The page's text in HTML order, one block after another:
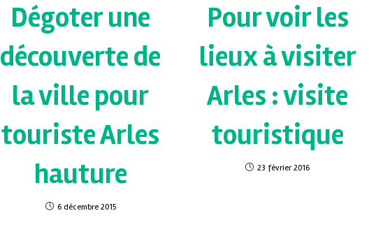
Dégoter une
découverte de
la ville pour
touriste Arles
hauture
6 décembre 2015
Pour voir les
lieux à visiter
Arles : visite
touristique
23 février 2016